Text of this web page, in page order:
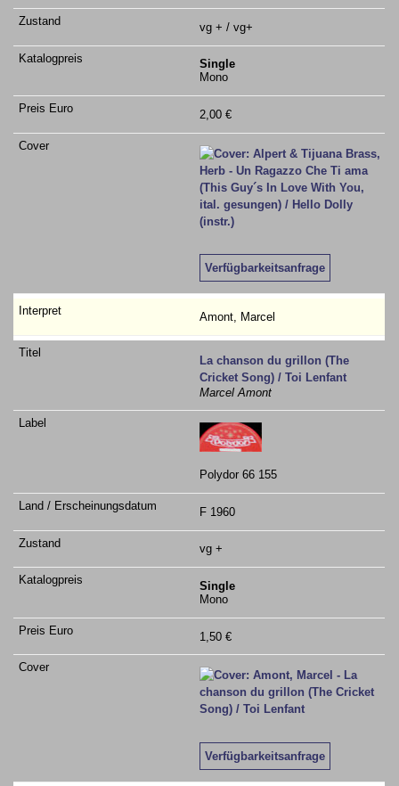
vg + / vg+
Single
Mono
2,00 €
Verfügbarkeitsanfrage
Amont, Marcel
La chanson du grillon (The
Cricket Song) / Toi Lenfant
Marcel Amont
Polydor 66 155
F 1960
vg +
Single
Mono
1,50 €
Verfügbarkeitsanfrage